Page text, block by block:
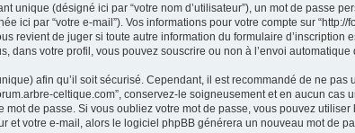
unique (désigné ici par “votre nom d’utilisateur”), un mot de passe
ici par “votre e-mail”). Vos informations pour votre compte sur
revient de juger si toute autre information du formulaire
dans votre profil, vous pouvez souscrire ou non à l’envoi automatique
afin qu’il soit sécurisé. Cependant, il est recommandé de ne
celtique.com”, conservez-le soigneusement et en aucun
de passe. Si vous oubliez votre mot de passe, vous pouvez
et votre e-mail, alors le logiciel phpBB générera un nouveau mot de